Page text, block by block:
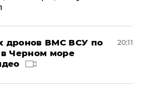
дронов ВМС ВСУ по
Черном море
20:11